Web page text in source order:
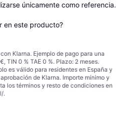
únicamente como referencia.
en este producto?
Klarna. Ejemplo de pago para una
TIN 0 % TAE 0 %. Plazo: 2 meses.
es válido para residentes en España y
de Klarna. Importe mínimo y
los términos y resto de condiciones en
.